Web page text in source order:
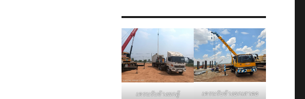
เครนรับจ้างยกตู้
เครนรับจ้างยกเสาตอ